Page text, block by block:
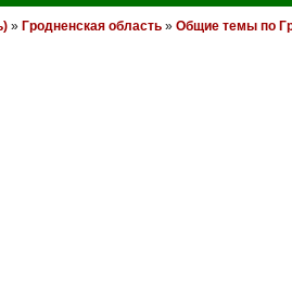
» Гродненская область» Общие темы по